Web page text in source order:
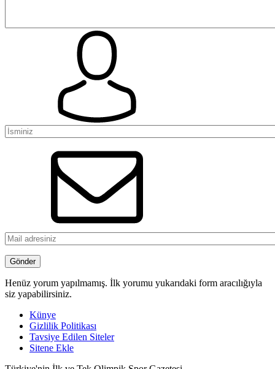
Henüz yorum yapılmamış. İlk yorumu yukarıdaki form aracılığıyla
siz yapabilirsiniz.
Künye
Gizlilik Politikası
Tavsiye Edilen Siteler
Sitene Ekle